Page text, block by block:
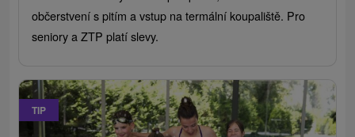
občerstvení s pitím a vstup na termální koupaliště. Pro
seniory a ZTP platí slevy.
TIP